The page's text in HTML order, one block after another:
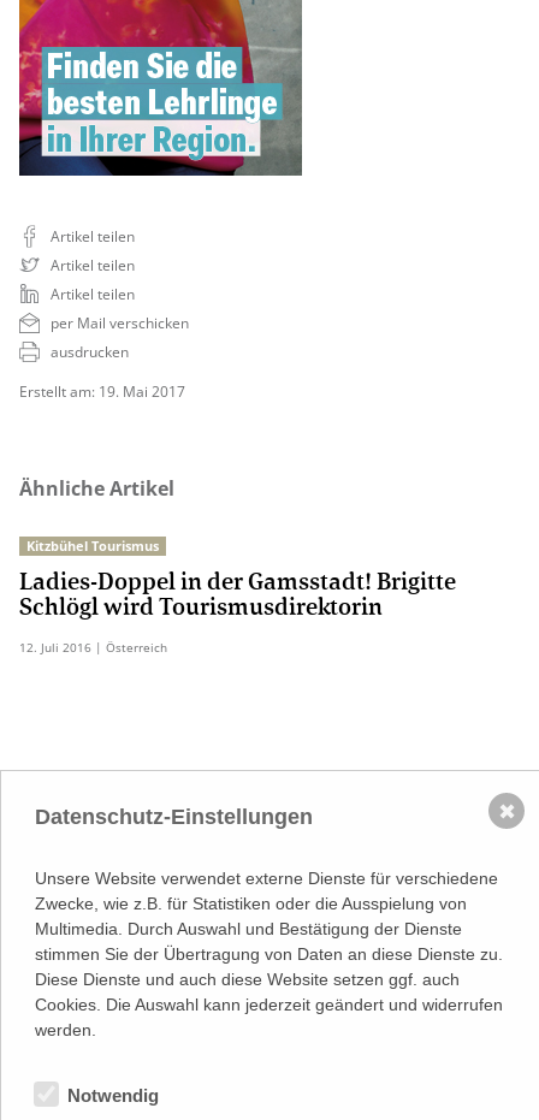
Artikel teilen
Artikel teilen
Artikel teilen
per Mail verschicken
ausdrucken
Erstellt am: 19. Mai 2017
Ähnliche Artikel
Kitzbühel Tourismus
Ladies-Doppel in der Gamsstadt! Brigitte
Schlögl wird Tourismusdirektorin
12. Juli 2016 | Österreich
Österreichischer
Wirtschaftsverlag GmbH
1
1020 Wien
(–>Google Maps)
Kontakt
T (+43 1) 546 64-0
Eoffice@wirtschaftsverlag.at
Datenschutz-Einstellungen
Unsere Website verwendet externe Dienste für verschiedene
Zwecke, wie z.B. für Statistiken oder die Ausspielung von
Multimedia. Durch Auswahl und Bestätigung der Dienste
stimmen Sie der Übertragung von Daten an diese Dienste zu.
Diese Dienste und auch diese Website setzen ggf. auch
Cookies. Die Auswahl kann jederzeit geändert und widerrufen
werden.
Notwendig
✖